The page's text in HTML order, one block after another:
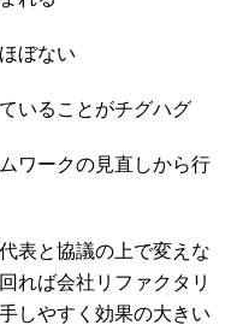
ぼない
いることがチグハグ
ワークの見直しから行
表と協議の上で変えな
れば会社リファクタリ
しやすく効果の大きい